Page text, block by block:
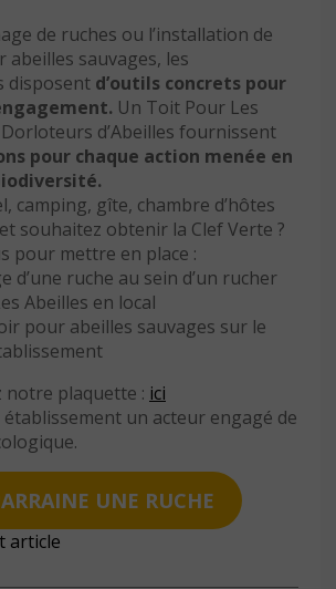
de ruches ou l’installation de
sauvages, les
disposent d’outils concrets pour
Un Toit Pour Les
d’Abeilles fournissent
pour chaque action menée en
camping, gîte, chambre d’hôtes
souhaitez obtenir la Clef Verte ?
pour mettre en place :
d’une ruche au sein d’un rucher
Abeilles en local
pour abeilles sauvages sur le
notre plaquette : ici
établissement un acteur engagé de
UNE RUCHE
article